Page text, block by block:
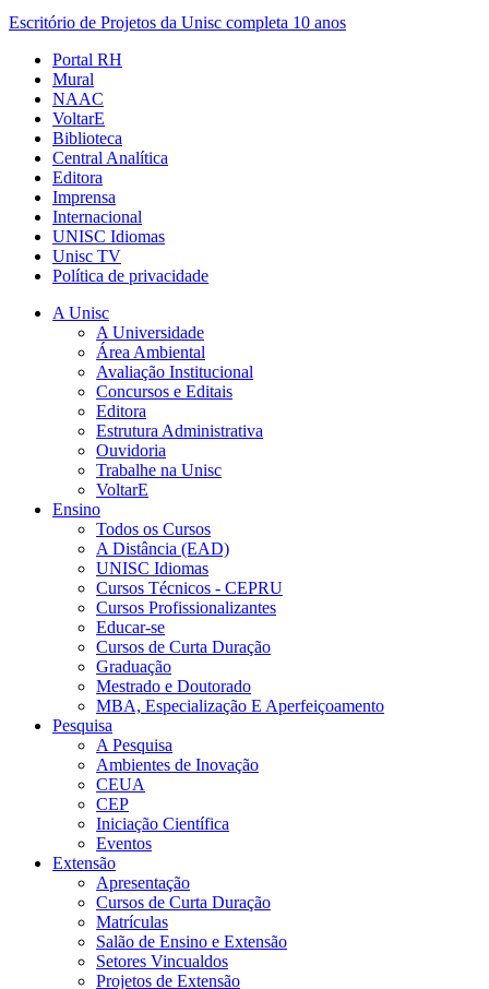
Escritório de Projetos da Unisc completa 10 anos
Portal RH
Mural
NAAC
VoltarE
Biblioteca
Central Analítica
Editora
Imprensa
Internacional
UNISC Idiomas
Unisc TV
Política de privacidade
A Unisc
A Universidade
Área Ambiental
Avaliação Institucional
Concursos e Editais
Editora
Estrutura Administrativa
Ouvidoria
Trabalhe na Unisc
VoltarE
Ensino
Todos os Cursos
A Distância (EAD)
UNISC Idiomas
Cursos Técnicos - CEPRU
Cursos Profissionalizantes
Educar-se
Cursos de Curta Duração
Graduação
Mestrado e Doutorado
MBA, Especialização E Aperfeiçoamento
Pesquisa
A Pesquisa
Ambientes de Inovação
CEUA
CEP
Iniciação Científica
Eventos
Extensão
Apresentação
Cursos de Curta Duração
Matrículas
Salão de Ensino e Extensão
Setores Vincualdos
Projetos de Extensão